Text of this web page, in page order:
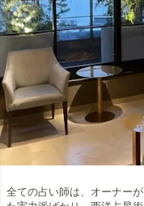
全ての占い師は、オーナー